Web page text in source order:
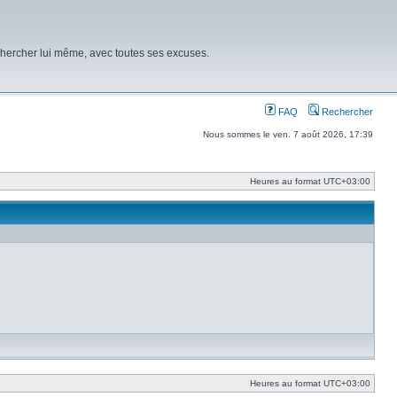
lui même, avec toutes ses excuses.
FAQ Rechercher
Nous sommes le ven. 7 août 2026, 17:39
Heures au format UTC+03:00
Heures au format UTC+03:00